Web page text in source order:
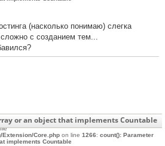
(насколько понимаю) слегка
с созданием тем...
2015 г.в.
Extension/Core.php on line 1266: count(): Parameter
implements Countable
or an object that implements Countable